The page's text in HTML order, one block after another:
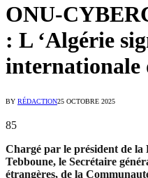
ONU-
: L ‘Algérie
internationale
BY RÉDACTION25 OCTOBRE 2025
85
Chargé par le président de
Tebboune, le Secrétaire
étrangères, de la